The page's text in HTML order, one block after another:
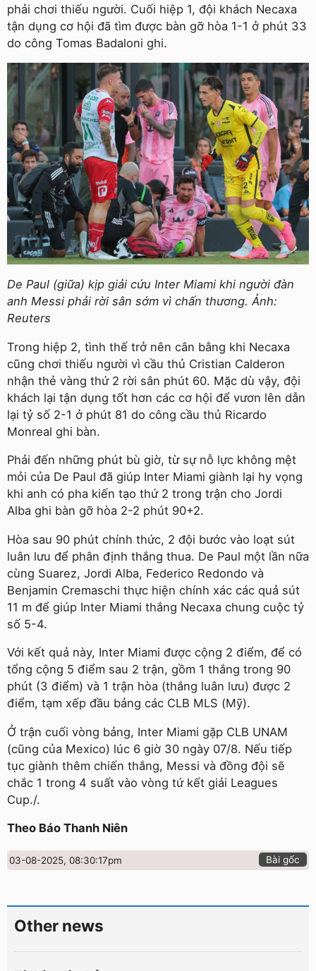
phải chơi thiếu người. Cuối hiệp 1, đội khách Necaxa
tận dụng cơ hội đã tìm được bàn gỡ hòa 1-1 ở phút 33
do công Tomas Badaloni ghi.
De Paul (giữa) kịp giải cứu Inter Miami khi người đàn
anh Messi phải rời sân sớm vì chấn thương. Ảnh:
Reuters
Trong hiệp 2, tình thế trở nên cân bằng khi Necaxa
cũng chơi thiếu người vì cầu thủ Cristian Calderon
nhận thẻ vàng thứ 2 rời sân phút 60. Mặc dù vậy, đội
khách lại tận dụng tốt hơn các cơ hội để vươn lên dẫn
lại tỷ số 2-1 ở phút 81 do công cầu thủ Ricardo
Monreal ghi bàn.
Phải đến những phút bù giờ, từ sự nỗ lực không mệt
mỏi của De Paul đã giúp Inter Miami giành lại hy vọng
khi anh có pha kiến tạo thứ 2 trong trận cho Jordi
Alba ghi bàn gỡ hòa 2-2 phút 90+2.
Hòa sau 90 phút chính thức, 2 đội bước vào loạt sút
luân lưu để phân định thắng thua. De Paul một lần nữa
cùng Suarez, Jordi Alba, Federico Redondo và
Benjamin Cremaschi thực hiện chính xác các quả sút
11 m để giúp Inter Miami thắng Necaxa chung cuộc tỷ
số 5-4.
Với kết quả này, Inter Miami được cộng 2 điểm, để có
tổng cộng 5 điểm sau 2 trận, gồm 1 thắng trong 90
phút (3 điểm) và 1 trận hòa (thắng luân lưu) được 2
điểm, tạm xếp đầu bảng các CLB MLS (Mỹ).
Ở trận cuối vòng bảng, Inter Miami gặp CLB UNAM
(cũng của Mexico) lúc 6 giờ 30 ngày 07/8. Nếu tiếp
tục giành thêm chiến thắng, Messi và đồng đội sẽ
chắc 1 trong 4 suất vào vòng tứ kết giải Leagues
Cup./.
Theo Báo Thanh Niên
03-08-2025, 08:30:17pm Bài gốc
Other news